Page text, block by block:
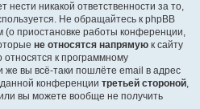
нести никакой ответственности за то,
Не обращайтесь к phpBB
(о приостановке работы конференции,
не относятся напрямую к сайту
к программному
вы всё-таки пошлёте email в адрес
конференции третьей стороной,
вы можете вообще не получить